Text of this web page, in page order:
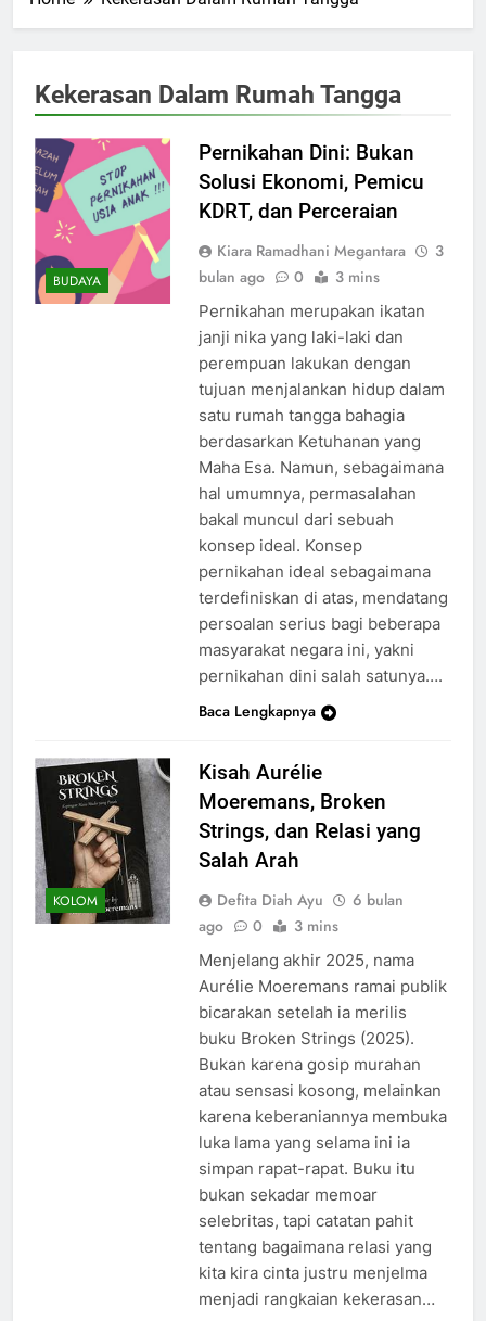
Kekerasan Dalam Rumah Tangga
BUDAYA
Pernikahan Dini: Bukan
Solusi Ekonomi, Pemicu
KDRT, dan Perceraian
Kiara Ramadhani Megantara
3
bulan ago
0 3 mins
Pernikahan merupakan ikatan
janji nika yang laki-laki dan
perempuan lakukan dengan
tujuan menjalankan hidup dalam
satu rumah tangga bahagia
berdasarkan Ketuhanan yang
Maha Esa. Namun, sebagaimana
hal umumnya, permasalahan
bakal muncul dari sebuah
konsep ideal. Konsep
pernikahan ideal sebagaimana
terdefiniskan di atas, mendatang
persoalan serius bagi beberapa
masyarakat negara ini, yakni
pernikahan dini salah satunya….
Baca Lengkapnya
KOLOM
Kisah Aurélie
Moeremans, Broken
Strings, dan Relasi yang
Salah Arah
Defita Diah Ayu
6 bulan
ago
0 3 mins
Menjelang akhir 2025, nama
Aurélie Moeremans ramai publik
bicarakan setelah ia merilis
buku Broken Strings (2025).
Bukan karena gosip murahan
atau sensasi kosong, melainkan
karena keberaniannya membuka
luka lama yang selama ini ia
simpan rapat-rapat. Buku itu
bukan sekadar memoar
selebritas, tapi catatan pahit
tentang bagaimana relasi yang
kita kira cinta justru menjelma
menjadi rangkaian kekerasan…